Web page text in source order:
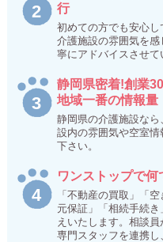
行
初めての方でも安心し
介護施設の雰囲気を
寧にアドバイスさせて
静岡県密着!創業30
地域一番の情報量
静岡県の介護施設な
設内の雰囲気や空室
下さい。
ワンストップで何
「不動産の買取」「
元保証」「相続手続
えいたします。相談
専門スタッフを連携し